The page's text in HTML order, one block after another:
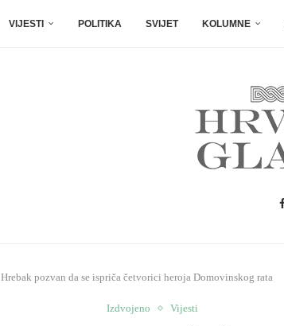
VIJESTI POLITIKA SVIJET KOLUMNE
Hrebak pozvan da se ispriča četvorici heroja Domovinskog rata
Izdvojeno Vijesti